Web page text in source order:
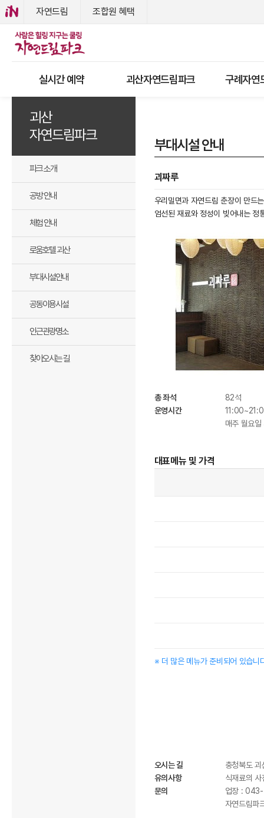
자연드림 조합원 혜택
실시간 예약 괴산자연드림파크 구례자연
괴산
자연드림파크
파크 소개
공방 안내
체험 안내
로움호텔 괴산
부대시설안내
공동이용시설
인근관광명소
찾아오시는 길
부대시설 안내
괴짜루
우리밀면과 자연드림 춘장이 만드
엄선된 재료와 정성이 빚어내는
총 좌석
82석
운영시간
매주 월요
대표메뉴 및 가격
※ 더 많은 메뉴가 준비되어 있습니
오시는 길
충청북도
유의사항
식재료의
문의
업장 :
자연드림